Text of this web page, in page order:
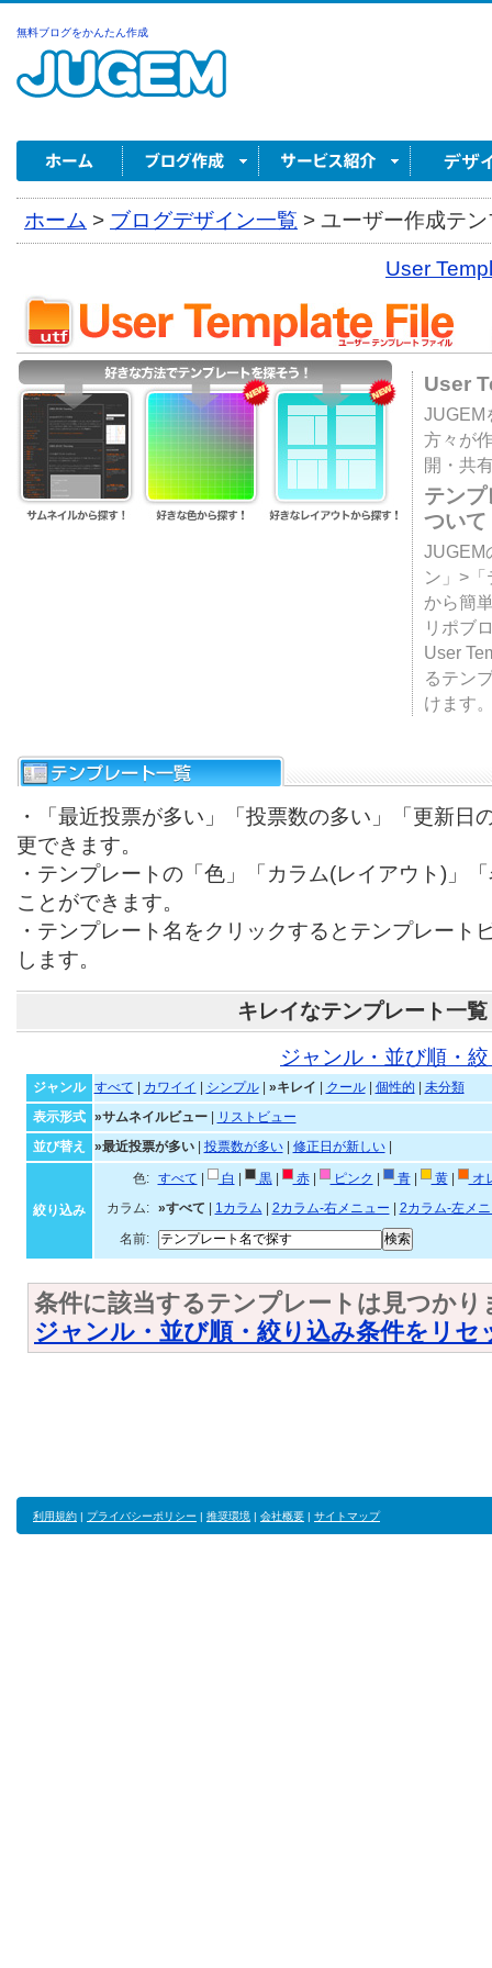
無料ブログをかんたん作成
ホーム > ブログデザイン一覧 > ユーザー作成テ
User
User
JUGEM
方々が
開・共
テン
ついて
JUGEM
ン」>
から簡
リポブ
User
るテン
けます
・「最近投票が多い」「投票数の多い」「更新日
更できます。
・テンプレートの「色」「カラム(レイアウト)」
ことができます。
・テンプレート名をクリックするとテンプレート
します。
キレイなテンプレート一覧
ジャンル・並び順・
ジャンル すべて カワイイ シンプル| »キレイ クール| 個性的
未分類
表示形式
»サムネイルビュー|
リストビュー
並び替え
»最近投票が多い| 投票数が多い| 修正日が新しい|
絞り込み
色: すべて 白 黒| 赤| ピンク 青| 黄|
オ
カラム:
»すべて 1カラム 2カラム-右メニュー
2カラム-左メ
名前:
条件に該当するテンプレートは見つかり
ジャンル・並び順・絞り込み条件をリセ
利用規約 | プライバシーポリシー | 推奨環境 | 会社概要 | サイトマップ